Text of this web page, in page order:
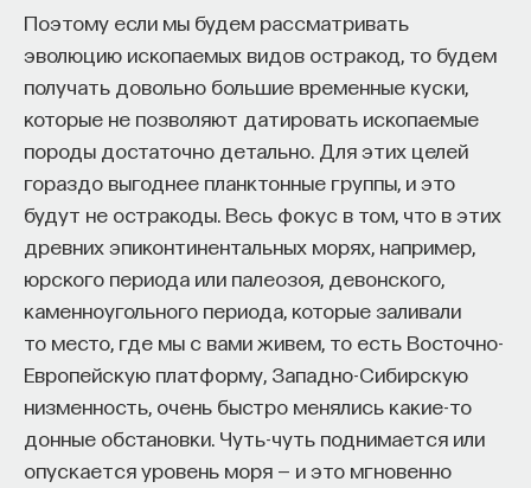
Поэтому если мы будем рассматривать
эволюцию ископаемых видов остракод, то будем
получать довольно большие временные куски,
которые не позволяют датировать ископаемые
породы достаточно детально. Для этих целей
гораздо выгоднее планктонные группы, и это
будут не остракоды. Весь фокус в том, что в этих
древних эпиконтинентальных морях, например,
юрского периода или палеозоя, девонского,
каменноугольного периода, которые заливали
то место, где мы с вами живем, то есть Восточно-
Европейскую платформу, Западно-Сибирскую
низменность, очень быстро менялись какие-то
донные обстановки. Чуть-чуть поднимается или
опускается уровень моря — и это мгновенно